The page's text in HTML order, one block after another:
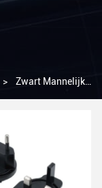
> Zwart Mannelijke